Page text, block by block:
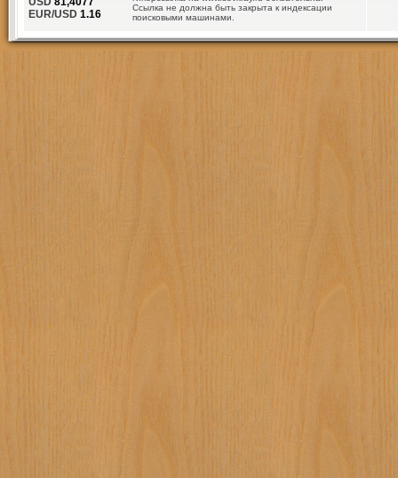
Ссылка не должна быть закрыта к индексации
поисковыми машинами.
EUR/USD 1.16